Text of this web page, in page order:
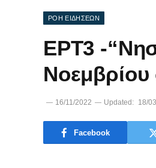
ΡΟΗ ΕΙΔΗΣΕΩΝ
ΕΡΤ3 -
Νοεμβρίου
16/11/2022 Updated: 18/
Facebook